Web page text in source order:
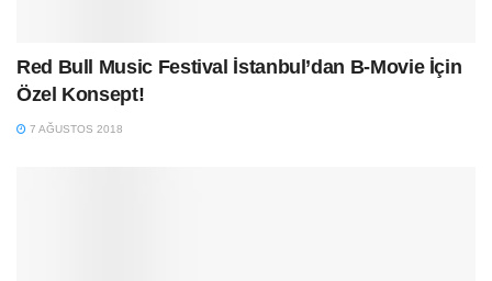
Red Bull Music Festival İstanbul’dan B-Movie İçin
Özel Konsept!
7 AĞUSTOS 2018